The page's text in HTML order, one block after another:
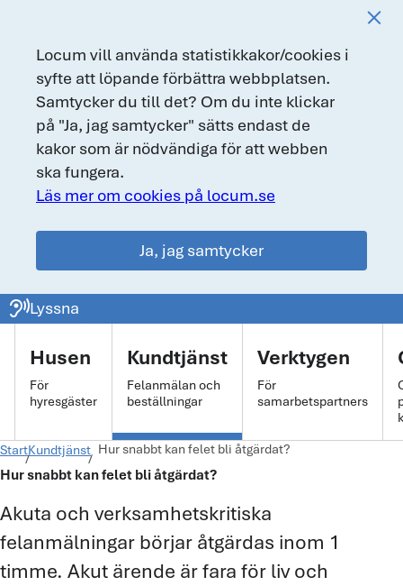
Locum vill använda statistikkakor/cookies i
syfte att löpande förbättra webbplatsen.
Samtycker du till det? Om du inte klickar
på "Ja, jag samtycker" sätts endast de
kakor som är nödvändiga för att webben
ska fungera.
Läs mer om cookies på locum.se
Ja, jag samtycker
locum.se
ear_soundLyssna
Husen
För
hyresgäster
Kundtjänst
Felanmälan och
beställningar
Verktygen
För
samarbetspartners
StartKundtjänst Hur snabbt kan felet bli åtgärdat?
Hur snabbt kan felet bli åtgärdat?
Akuta och verksamhetskritiska
felanmälningar börjar åtgärdas inom 1
timme. Akut ärende är fara för liv och